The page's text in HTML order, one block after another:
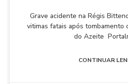
Grave acidente na Régis
vitimas fatais após tombamento
do Azeite
CONTINUAR